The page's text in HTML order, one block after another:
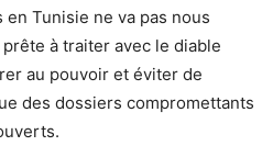
Tunisie ne va pas nous
à traiter avec le diable
au pouvoir et éviter de
des dossiers compromettants